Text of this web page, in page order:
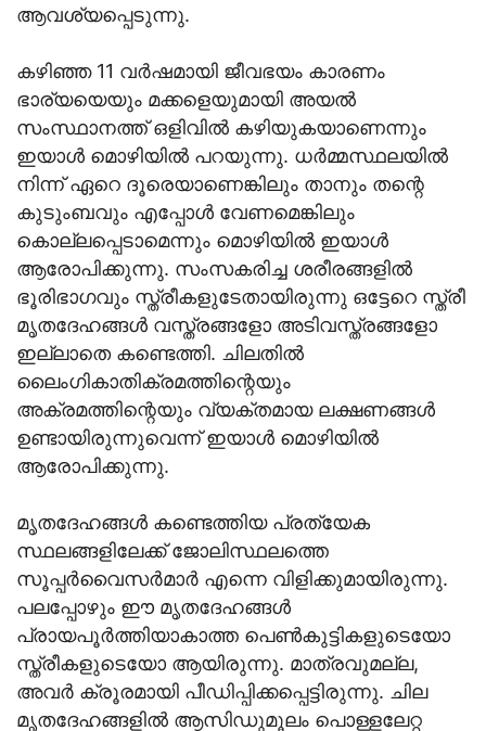
ആവശ്യപ്പെടുന്നു.
കഴിഞ്ഞ 11 വര്‍ഷമായി ജീവഭയം കാരണം
ഭാര്യയെയും മക്കളെയുമായി അയല്‍
സംസ്ഥാനത്ത് ഒളിവില്‍ കഴിയുകയാണെന്നും
ഇയാള്‍ മൊഴിയിൽ പറയുന്നു. ധര്‍മ്മസ്ഥലയില്‍
നിന്ന് ഏറെ ദൂരെയാണെങ്കിലും താനും തന്റെ
കുടുംബവും എപ്പോള്‍ വേണമെങ്കിലും
കൊല്ലപ്പെടാമെന്നും മൊഴിയില്‍ ഇയാള്‍
ആരോപിക്കുന്നു. സംസകരിച്ച ശരീരങ്ങളിൽ
ഭൂരിഭാഗവും സ്ത്രീകളുടേതായിരുന്നു ഒട്ടേറെ സ്ത്രീ
മൃതദേഹങ്ങള്‍ വസ്ത്രങ്ങളോ അടിവസ്ത്രങ്ങളോ
ഇല്ലാതെ കണ്ടെത്തി. ചിലതില്‍
ലൈംഗികാതിക്രമത്തിന്റെയും
അക്രമത്തിന്റെയും വ്യക്തമായ ലക്ഷണങ്ങള്‍
ഉണ്ടായിരുന്നുവെന്ന് ഇയാൾ മൊഴിയിൽ
ആരോപിക്കുന്നു.
മൃതദേഹങ്ങള്‍ കണ്ടെത്തിയ പ്രത്യേക
സ്ഥലങ്ങളിലേക്ക് ജോലിസ്ഥലത്തെ
സൂപ്പര്‍വൈസര്‍മാര്‍ എന്നെ വിളിക്കുമായിരുന്നു.
പലപ്പോഴും ഈ മൃതദേഹങ്ങള്‍
പ്രായപൂര്‍ത്തിയാകാത്ത പെണ്‍കുട്ടികളുടെയോ
സ്ത്രീകളുടെയോ ആയിരുന്നു. മാത്രവുമല്ല,
അവര്‍ ക്രൂരമായി പീഡിപ്പിക്കപ്പെട്ടിരുന്നു. ചില
മൃതദേഹങ്ങളില്‍ ആസിഡുമൂലം പൊള്ളലേറ്റ